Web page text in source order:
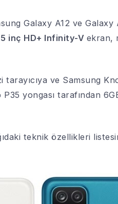
Galaxy A12 ve Galaxy
inç HD+ Infinity-V ekran,
ve Samsung
yongası tarafından
teknik özellikleri